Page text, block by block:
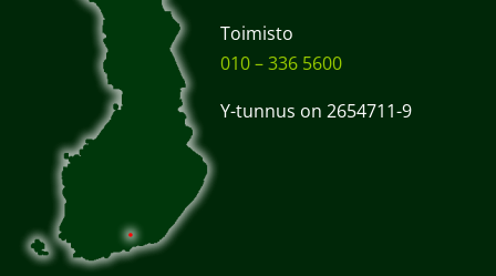
Toimisto
010 – 336 5600
Y-tunnus on 2654711-9